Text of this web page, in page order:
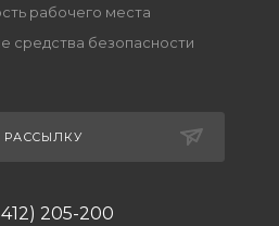
рабочего места
средства безопасности
РАССЫЛКУ
205-200